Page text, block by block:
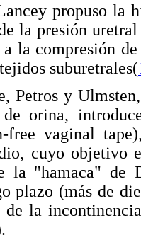
propuso la
la presión
a la compresión
suburetrales(
Petros y
orina,
free vaginal
cuyo objetivo
la "hamaca" de
plazo (más de
la